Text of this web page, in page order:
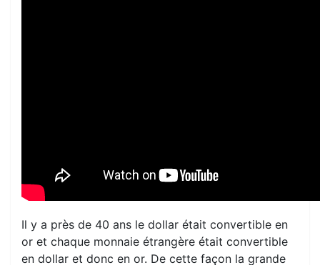
Il y a près de 40 ans le dollar était convertible en
or et chaque monnaie étrangère était convertible
en dollar et donc en or. De cette façon la grande